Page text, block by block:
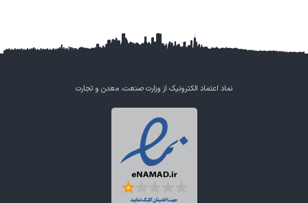
نماد اعتماد الکترونیک از وزارت صنعت، معدن و تجارت